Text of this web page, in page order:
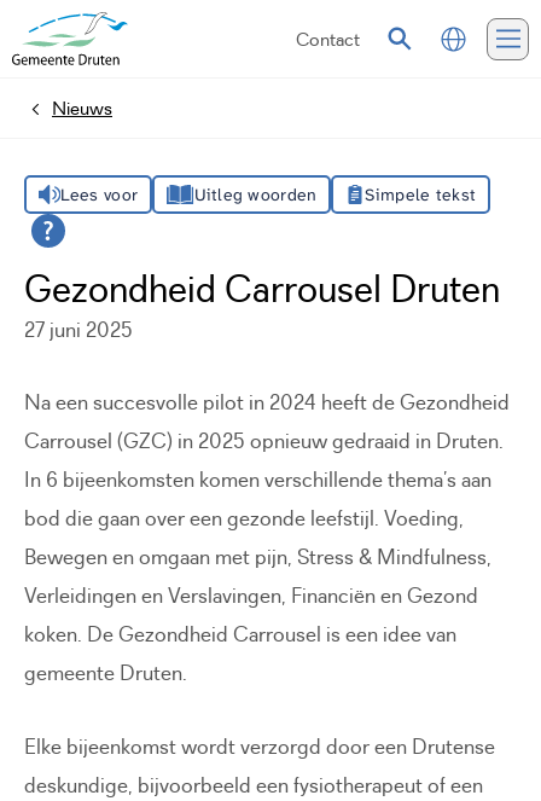
Contact
ZoekenVertalen
HomeNieuws
Lees voor Uitleg woorden Simpele tekst
Gezondheid Carrousel Druten
27 juni 2025
Na een succesvolle pilot in 2024 heeft de Gezondheid
Carrousel (GZC) in 2025 opnieuw gedraaid in Druten.
In 6 bijeenkomsten komen verschillende thema’s aan
bod die gaan over een gezonde leefstijl. Voeding,
Bewegen en omgaan met pijn, Stress & Mindfulness,
Verleidingen en Verslavingen, Financiën en Gezond
koken. De Gezondheid Carrousel is een idee van
gemeente Druten.
Elke bijeenkomst wordt verzorgd door een Drutense
deskundige, bijvoorbeeld een fysiotherapeut of een